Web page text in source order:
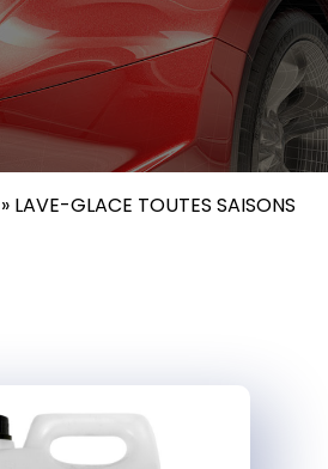
» LAVE-GLACE TOUTES SAISONS